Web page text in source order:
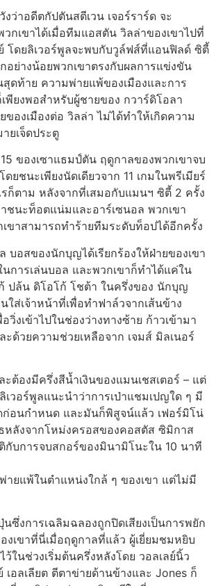
ว่าอดีตกัปตันสตีเวน เจอร์ราร์ด จะ
กเขาได้เมื่อทีมแอสตัน วิลล่าของเขาไปที่
โดยลิเวอร์พูลจะพบกับวูล์ฟส์ที่แอนฟิลด์ ซิตี้
อย่างน้อยพวกเขาตรงกับผลการแข่งขัน
ดท้าย ความพ่ายแพ้ของเมืองและการ
พียงพอสำหรับผู้ชายของ กวาร์ดิโอลา
องเมืองต่อ วิลล่า ไม่ได้ทำให้เกิดความ
ยเจ็ดประตู
ของเซาแธมป์ตัน ฤดูกาลของพวกเขาจบ
ยชนะเพียงนัดเดียวจาก 11 เกมในพรีเมียร์
ก็ตาม หลังจากที่เสมอกับแมนฯ ซิตี้ 2 ครั้ง
ชนะท็อตแน่มและอาร์เซนอล พวกเขา
เขาสามารถทำร้ายทีมระดับท็อปได้อีกครั้ง
บอสของนักบุญได้เรียกร้องให้ฝ่ายของเขา
การเล่นบอล และพวกเขาก็ทำได้แค่ใน
ปล้น ดิโอโก้ โชต้า ในครึ่งของ นักบุญ
ส่เจ้าหน้าที่เพื่อทำฟาล์วจากเส้นข้าง
วิ่งเข้าไปในช่องว่างทางซ้าย ก้าวเข้ามา
ะด้วยความช่วยเหลือจาก เจมส์ มิลเนอร์
ต้องมีครึ่งสีน้ำเงินของแมนเชสเตอร์ – แต่
เวอร์พูลแนะนำว่าการเป่าแชมเปญใด ๆ มี
อนกำหนด และมันก็พิสูจน์แล้ว เฟอร์มิโน่
หลังจากโหม่งครอสของคอสตัส ซิมิกาส
กับการจบสกอร์ของมินามิโนะใน 10 นาที
ายแพ้ในตำแหน่งใกล้ ๆ ของเขา แต่ไม่มี
ซึ่งการเฉลิมฉลองถูกปิดเสียงเป็นการพยัก
งเขาที่นี่เมื่อฤดูกาลที่แล้ว ผู้เยี่ยมชมหยิบ
ในช่วงเริ่มต้นครึ่งหลังโดย วอลเลย์นิ้ว
เอลเลียต ตีตาข่ายด้านข้างและ Jones ก็